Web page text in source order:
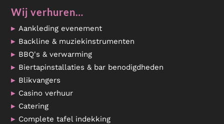
Wij verhuren…
Aankleding evenement
Backline & muziekinstrumenten
BBQ's & verwarming
Biertapinstallaties & bar benodigdheden
Blikvangers
Casino verhuur
Catering
Complete tafel indekking